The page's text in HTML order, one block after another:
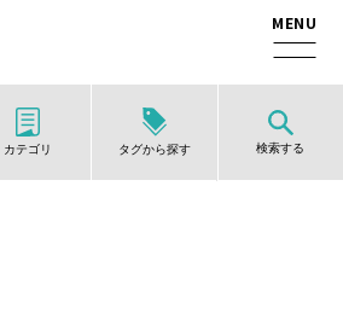
カテゴリ タグから探す 検索する